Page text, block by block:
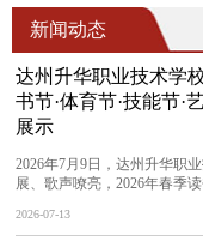
新闻动态
达州升华职业技术学
书节·体育节·技能节·
展示
2026年7月9日，达州升华职
展、歌声嘹亮，2026年春季
2026-07-13